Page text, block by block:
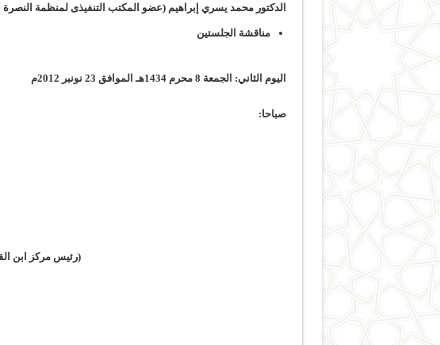
الدكتور محمد يسري إبراهيم (عضو المكتب التنفيذى لمنظمة
مناقشة الجلستين
اليوم الثاني: الجمعة 8 محرم 1434هـ الموافق 23 نونبر 2012م
صباحا:
(رئيس مركز ابن